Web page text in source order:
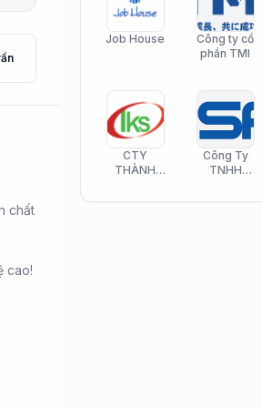
chất
cao!
Job House
Công ty cổ
phần TMI
CTY
THÀNH
PHAMATECH
Công Ty
TNHH
Phần Mềm